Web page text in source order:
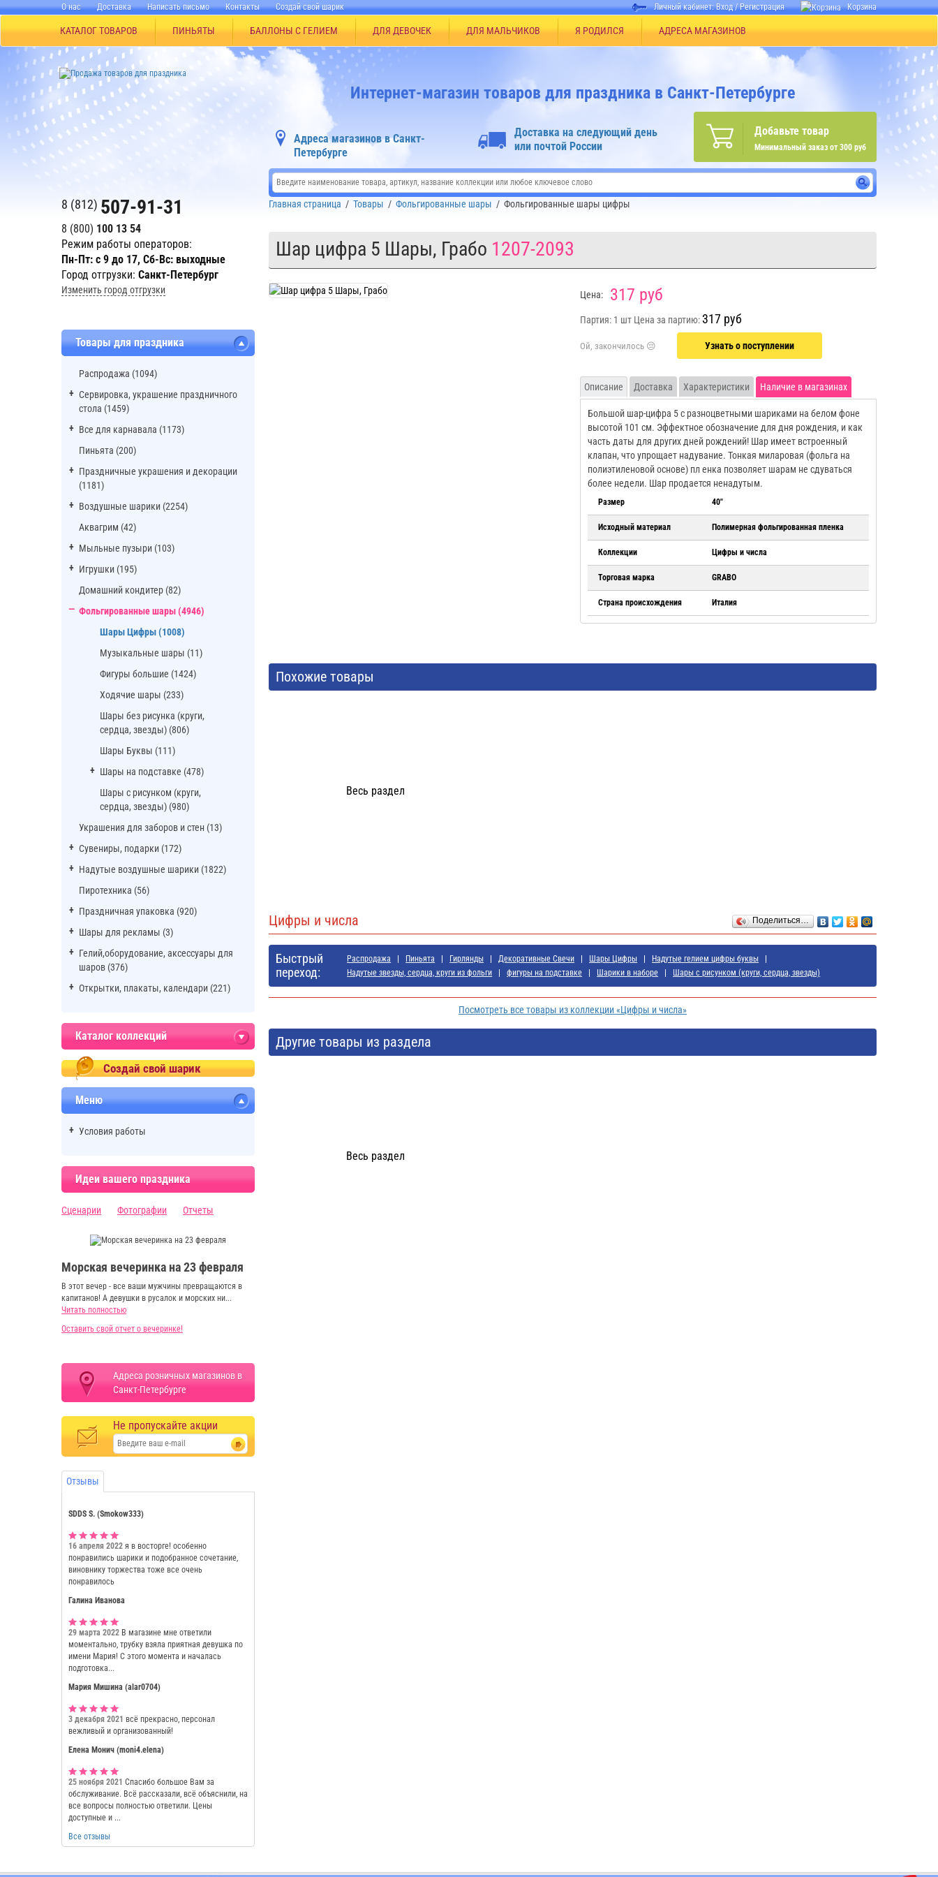
О нас Доставка Написать письмо Контакты Создай свой шарик Личный кабинет:Вход/Регистрация Корзина
КАТАЛОГ ТОВАРОВ ПИНЬЯТЫ БАЛЛОНЫ С ГЕЛИЕМ ДЛЯ ДЕВОЧЕК ДЛЯ МАЛЬЧИКОВ Я РОДИЛСЯ АДРЕСА МАГАЗИНОВ
8 (812) 507-91-31
8 (800) 100 13 54
Режим работы операторов:
Пн-Пт: с 9 до 17, Сб-Вс: выходные
Город отгрузки: Санкт-Петербург
Изменить город отгрузки
Товары для праздника
Распродажа (1094)
Сервировка, украшение праздничного
стола (1459)
Все для карнавала (1173)
Пиньята (200)
Праздничные украшения и декорации
(1181)
Воздушные шарики (2254)
Аквагрим (42)
Мыльные пузыри (103)
Игрушки (195)
Домашний кондитер (82)
Фольгированные шары (4946)
Шары Цифры (1008)
Музыкальные шары (11)
Фигуры большие (1424)
Ходячие шары (233)
Шары без рисунка (круги,
сердца, звезды) (806)
Шары Буквы (111)
Шары на подставке (478)
Шары с рисунком (круги,
сердца, звезды) (980)
Украшения для заборов и стен (13)
Сувениры, подарки (172)
Надутые воздушные шарики (1822)
Пиротехника (56)
Праздничная упаковка (920)
Шары для рекламы (3)
Гелий,оборудование, аксессуары для
шаров (376)
Открытки, плакаты, календари (221)
Каталог коллекций
Создай свой шарик
Меню
Условия работы
Идеи вашего праздника
Сценарии Фотографии Отчеты
Морская вечеринка на 23 февраля
В этот вечер - все ваши мужчины превращаются в
капитанов! А девушки в русалок и морских ни...
Читать полностью
Оставить свой отчет о вечеринке!
Адреса розничных магазинов в
Санкт-Петербурге
Не пропускайте акции
Отзывы
SDDS S. (Smokow333)
16 апреля 2022 я в восторге! особенно
понравились шарики и подобранное сочетание,
виновнику торжества тоже все очень
понравилось
Галина Иванова
29 марта 2022 В магазине мне ответили
моментально, трубку взяла приятная девушка по
имени Мария! С этого момента и началась
подготовка...
Мария Мишина (alar0704)
3 декабря 2021 всё прекрасно, персонал
вежливый и организованный!
Елена Монич (moni4.elena)
25 ноября 2021 Спасибо большое Вам за
обслуживание. Всё рассказали, всё объяснили, на
все вопросы полностью ответили. Цены
доступные и ...
Все отзывы
Интернет-магазин товаров для праздника в Санкт-Петербурге
Добавьте товар
Минимальный заказ от 300 руб
Адреса магазинов в Санкт-
Петербурге
Доставка на следующий день
или почтой России
Главная страница / Товары / Фольгированные шары / Фольгированные шары цифры
Шар цифра 5 Шары, Грабо 1207-2093
Цена: 317 руб
Партия: 1 шт Цена за партию: 317 руб
Узнать о поступлении
Описание Доставка Характеристики Наличие в магазинах
Большой шар-цифра 5 с разноцветными шариками на белом фоне
высотой 101 см. Эффектное обозначение для дня рождения, и как
часть даты для других дней рождений! Шар имеет встроенный
клапан, что упрощает надувание. Тонкая миларовая (фольга на
полиэтиленовой основе) пл енка позволяет шарам не сдуваться
более недели. Шар продается ненадутым.
Размер 40"
Исходный материал Полимерная фольгированная пленка
Коллекции Цифры и числа
Торговая марка GRABO
Страна происхождения Италия
Похожие товары
Весь раздел
Поделиться…
Цифры и числа
Быстрый
переход:
Распродажа Пиньята Гирлянды Декоративные Свечи Шары Цифры
Надутые гелием цифры буквы
Надутые звезды, сердца, круги из фольги
фигуры на подставке Шарики в наборе Шары с рисунком (круги, сердца, звезды)
Посмотреть все товары из коллекции «Цифры и числа»
Другие товары из раздела
Весь раздел